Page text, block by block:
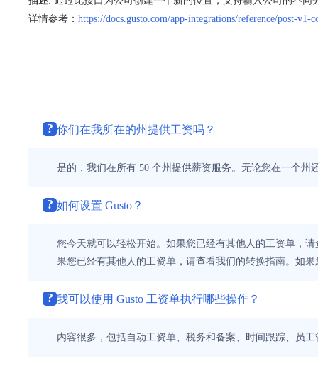
详情参考： https://docs.gusto.com/app-integrations/reference/post-v1-
? 你们在我所在的州提供工资吗？
是的，我们在所有 50 个州提供薪资服务。无论您在一个
? 如何设置 Gusto？
您今天就可以轻松开始。如果您已经有其他人的工资单，
果您已经有其他人的工资单，请查看我们的转换指南。如
? 我可以使用 Gusto 工资单执行哪些操作？
内容很多，包括自动工资单、税务和备案、时间跟踪、员工